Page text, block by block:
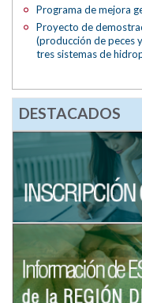
Programa de mejora
Proyecto de
(producción de peces
tres sistemas de
DESTACADOS